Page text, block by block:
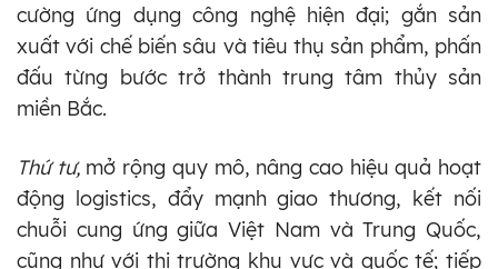
cường ứng dụng công nghệ hiện đại; gắn sản
xuất với chế biến sâu và tiêu thụ sản phẩm, phấn
đấu từng bước trở thành trung tâm thủy sản
miền Bắc.
Thứ tư, mở rộng quy mô, nâng cao hiệu quả hoạt
động logistics, đẩy mạnh giao thương, kết nối
chuỗi cung ứng giữa Việt Nam và Trung Quốc,
cũng như với thị trường khu vực và quốc tế; tiếp